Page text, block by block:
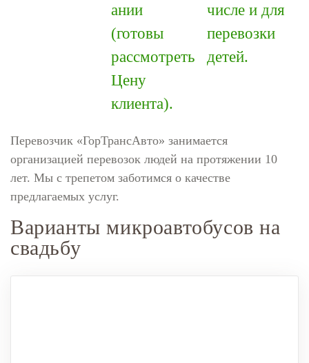
ании
(готовы
рассмотреть
Цену
клиента).
числе и для
перевозки
детей.
Перевозчик «ГорТрансАвто» занимается
организацией перевозок людей на протяжении 10
лет. Мы с трепетом заботимся о качестве
предлагаемых услуг.
Варианты микроавтобусов на
свадьбу